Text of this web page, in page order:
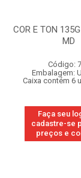
COR E TON
MD
Código:
Embalagem:
Caixa contém 6
Faça seu
cadastre-se
preços e